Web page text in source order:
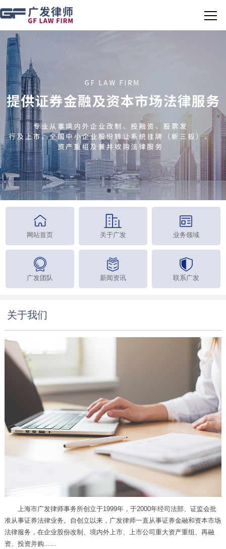
网站首页 关于广发 业务领域
广发团队 新闻资讯 联系广发
关于我们
上海市广发律师事务所创立于1999年，于2000年经司法部、证监会批
准从事证券法律业务。自创立以来，广发律师一直从事证券金融和资本市场
法律服务，在企业股份改制、境内外上市、上市公司重大资产重组、再融
资、投资并购......